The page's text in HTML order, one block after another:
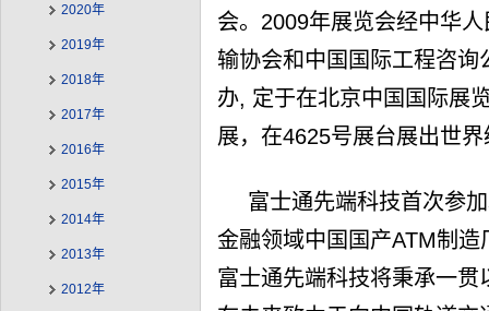
2020年
2019年
2018年
2017年
2016年
2015年
2014年
2013年
2012年
会。2009年展览会经中华
输协会和中国国际工程咨
办, 定于在北京中国国际展
展，在4625号展台展出世
富士通先端科技首次参
金融领域中国国产ATM制
富士通先端科技将秉承一